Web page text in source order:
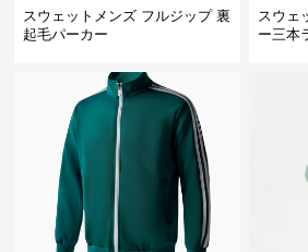
スウェットメンズ フルジップ 裏
起毛パーカー
スウェ
ー三本